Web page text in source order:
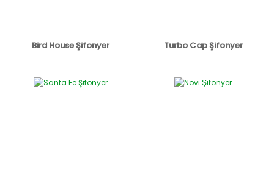
Bird House Şifonyer Turbo Cap Şifonyer